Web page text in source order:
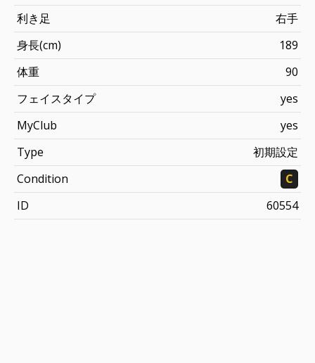
利き足
右手
身長(cm)
189
体重
90
フェイスタイプ
yes
MyClub
yes
Type
初期設定
Condition
C
ID
60554